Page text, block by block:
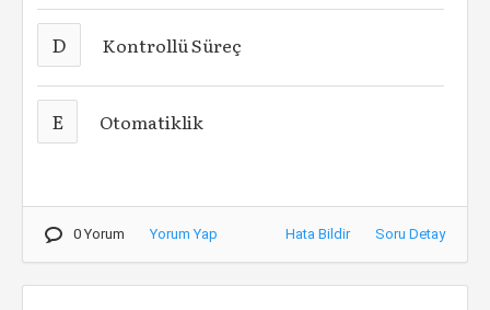
D Kontrollü Süreç
E Otomatiklik
0 Yorum Yorum Yap Hata Bildir Soru Detay